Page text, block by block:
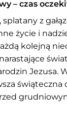
– czas
z
życie i
kolejną
Jezusa.
świąteczna